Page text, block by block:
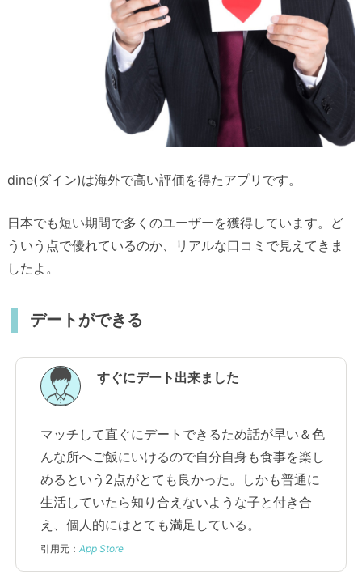
dine(ダイン)は海外で高い評価を得たアプリです。
日本でも短い期間で多くのユーザーを獲得しています。ど
ういう点で優れているのか、リアルな口コミで見えてきま
したよ。
デートができる
すぐにデート出来ました
マッチして直ぐにデートできるため話が早い＆色
んな所へご飯にいけるので自分自身も食事を楽し
めるという2点がとても良かった。しかも普通に
生活していたら知り合えないような子と付き合
え、個人的にはとても満足している。
引用元： App Store